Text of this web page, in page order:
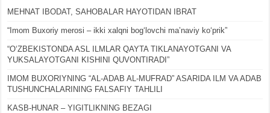
MEHNAT IBODAT, SAHOBALAR HAYOTIDAN IBRAT
“Imom Buxoriy merosi – ikki xalqni bogʻlovchi maʼnaviy koʻprik”
“OʻZBEKISTONDA ASL ILMLAR QAYTA TIKLANAYOTGANI VA
YUKSALAYOTGANI KISHINI QUVONTIRADI”
IMOM BUXORIYNING “AL-ADAB AL-MUFRAD” ASARIDA ILM VA ADAB
TUSHUNCHALARINING FALSAFIY TAHLILI
KASB-HUNAR – YIGITLIKNING BEZAGI